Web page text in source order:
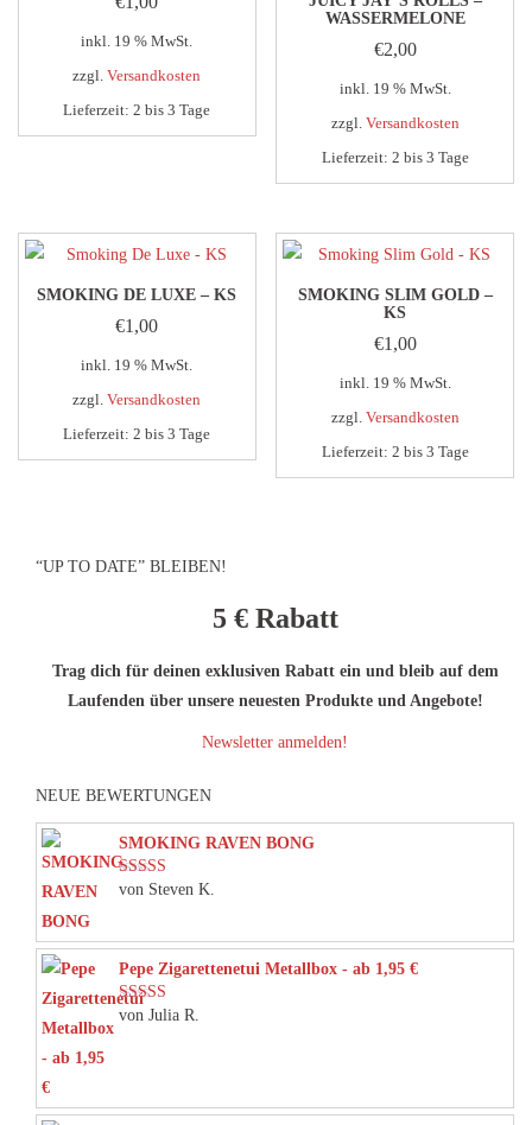
inkl. 19 % MwSt.
zzgl.Versandkosten
Lieferzeit:2 bis 3 Tage
WASSERMELONE
€2,00
inkl. 19 % MwSt.
zzgl. Versandkosten
Lieferzeit: 2 bis 3 Tage
SMOKING DE LUXE – KS
€1,00
inkl. 19 % MwSt.
zzgl.Versandkosten
Lieferzeit:2 bis 3 Tage
SMOKING SLIM GOLD –
KS
€1,00
inkl. 19 % MwSt.
zzgl. Versandkosten
Lieferzeit: 2 bis 3 Tage
“UP TO DATE” BLEIBEN!
5 € Rabatt
Trag dich für deinen exklusiven Rabatt ein und bleib auf dem
Laufenden über unsere neuesten Produkte und Angebote!
Newsletter anmelden!
NEUE BEWERTUNGEN
SMOKING RAVEN BONG
Bewertet mit
von Steven K.
Pepe Zigarettenetui Metallbox - ab 1,95 €
Bewertet mit
von Julia R.